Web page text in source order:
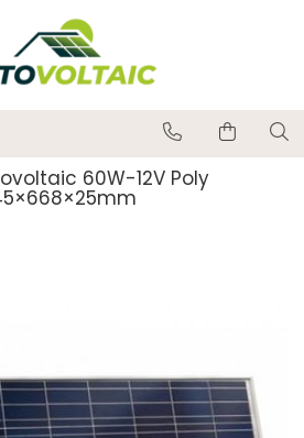
60W-12V Poly